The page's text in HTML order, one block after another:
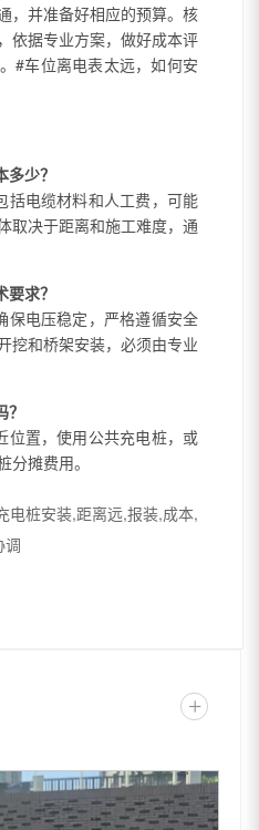
，并准备好相应的预算。核
依据专业方案，做好成本评
#车位离电表太远，如何安
少？
括电缆材料和人工费，可能
取决于距离和施工难度，通
求？
保电压稳定，严格遵循安全
挖和桥架安装，必须由专业
位置，使用公共充电桩，或
摊费用。
电桩安装,距离远,报装,成本,
调
+